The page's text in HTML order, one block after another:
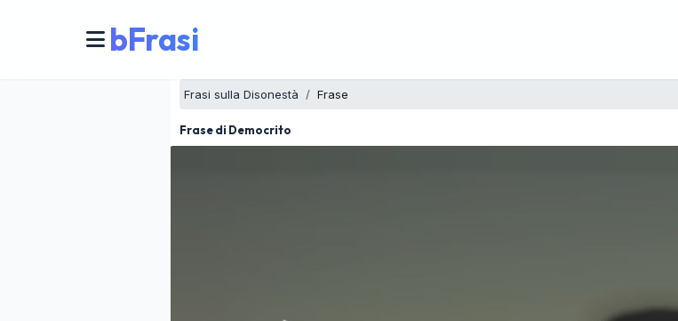
bFrasi
Frasi sulla Disonestà Frase
Frase di Democrito